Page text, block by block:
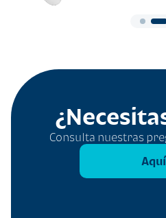
Consulta nuestras
Aquí